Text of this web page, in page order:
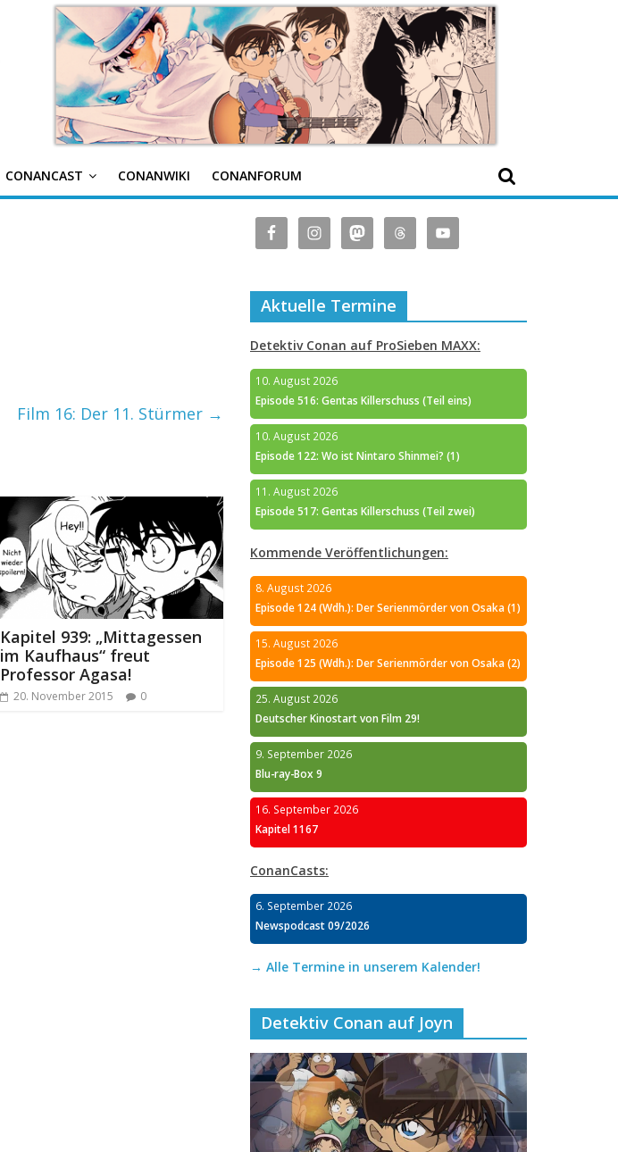
CONANCAST CONANWIKI CONANFORUM
Film 16: Der 11. Stürmer →
Kapitel 939: „Mittagessen
im Kaufhaus“ freut
Professor Agasa!
20. November 2015 0
Aktuelle Termine
Detektiv Conan auf ProSieben MAXX:
10. August 2026
Episode 516: Gentas Killerschuss (Teil eins)
10. August 2026
Episode 122: Wo ist Nintaro Shinmei? (1)
11. August 2026
Episode 517: Gentas Killerschuss (Teil zwei)
Kommende Veröffentlichungen:
8. August 2026
Episode 124 (Wdh.): Der Serienmörder von Osaka (1)
15. August 2026
Episode 125 (Wdh.): Der Serienmörder von Osaka (2)
25. August 2026
Deutscher Kinostart von Film 29!
9. September 2026
Blu-ray-Box 9
16. September 2026
Kapitel 1167
ConanCasts:
6. September 2026
Newspodcast 09/2026
→ Alle Termine in unserem Kalender!
Detektiv Conan auf Joyn